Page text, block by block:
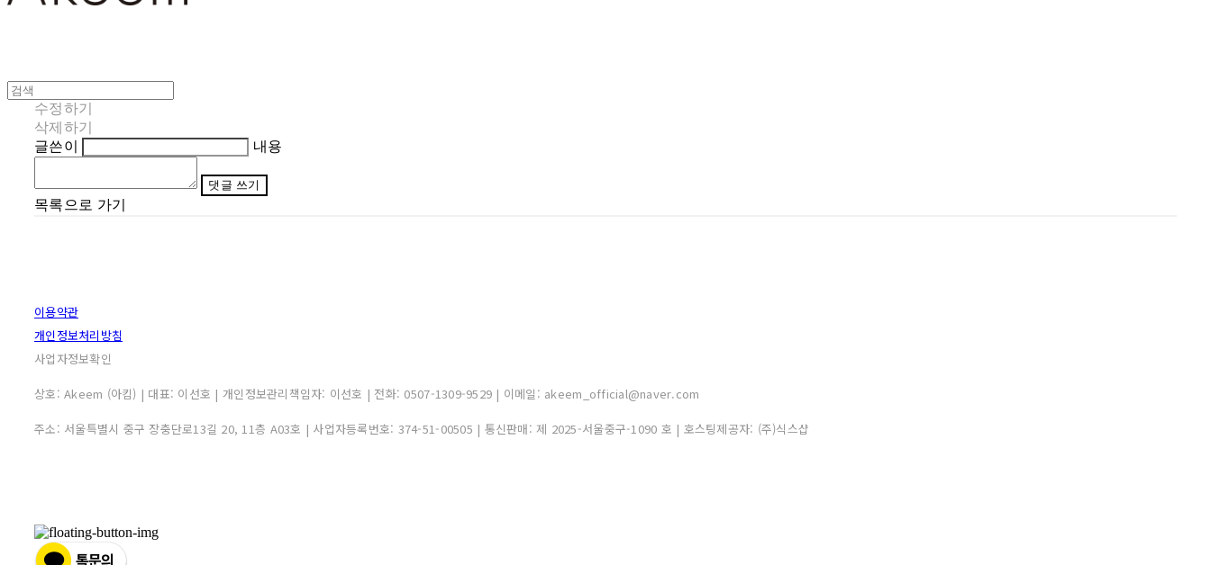
수정하기
삭제하기
글쓴이
내용
댓글 쓰기
목록으로 가기
이용약관
개인정보처리방침
사업자정보확인
상호: Akeem (아킴) | 대표: 이선호 | 개인정보관리책임자: 이선호 | 전화: 0507-1309-9529 | 이메일: akeem_official@naver.com
주소: 서울특별시 중구 장충단로13길 20, 11층 A03호 | 사업자등록번호: 374-51-00505 | 통신판매: 제 2025-서울중구-1090 호 | 호스팅제공자: (주)식스샵